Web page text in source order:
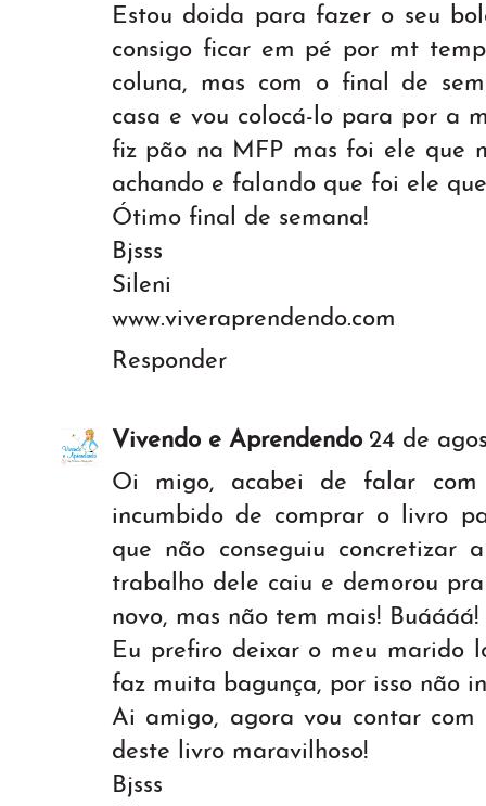
Estou doida para fazer o seu
consigo ficar em pé por mt
coluna, mas com o final de
casa e vou colocá-lo para por a
fiz pão na MFP mas foi ele que
achando e falando que foi ele
Ótimo final de semana!
Bjsss
Sileni
www.viveraprendendo.com
Responder
Vivendo e Aprendendo 24 de
Oi migo, acabei de falar
incumbido de comprar o livro
que não conseguiu
trabalho dele caiu e demorou
novo, mas não tem mais! Buáááá!
Eu prefiro deixar o meu marido
faz muita bagunça, por isso não
Ai amigo, agora vou contar
deste livro maravilhoso!
Bjsss